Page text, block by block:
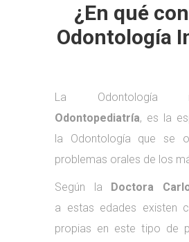
¿En qué
Odontología
La Odontología
Odontopediatría, es la
la Odontología que se
problemas orales de los
Según la Doctora
a estas edades existen
propias en este tipo de